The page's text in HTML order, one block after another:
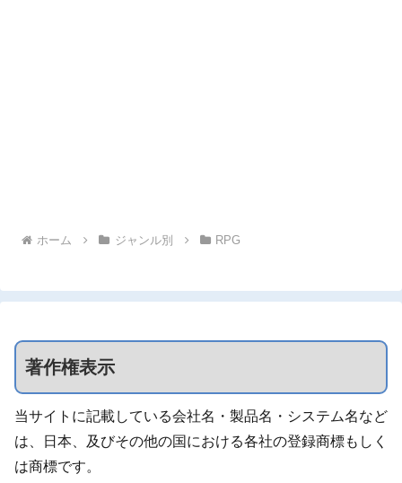
ホーム ジャンル別 RPG
著作権表示
当サイトに記載している会社名・製品名・システム名など
は、日本、及びその他の国における各社の登録商標もしく
は商標です。